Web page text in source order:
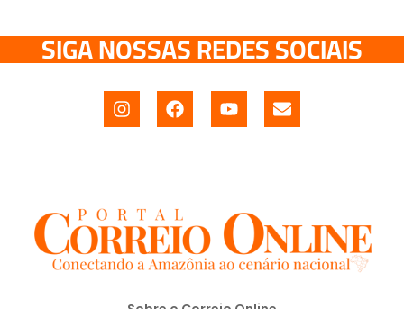
SIGA NOSSAS REDES SOCIAIS